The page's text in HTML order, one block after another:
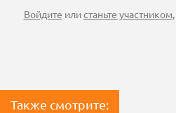
Войдите илистаньте участником
Также смотрите: